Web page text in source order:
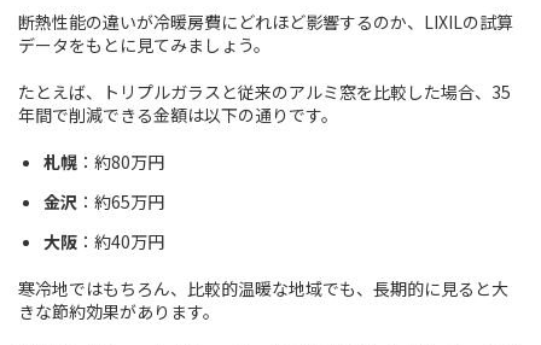
断熱性能の違いが冷暖房費にどれほど影響するのか、LIXILの試算
データをもとに見てみましょう。
たとえば、トリプルガラスと従来のアルミ窓を比較した場合、35
年間で削減できる金額は以下の通りです。
札幌 ：約80万円
金沢 ：約65万円
大阪 ：約40万円
寒冷地ではもちろん、比較的温暖な地域でも、長期的に見ると大
きな節約効果があります。